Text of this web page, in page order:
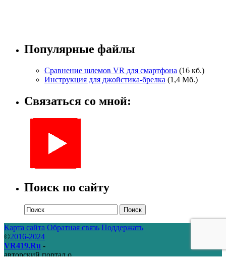
Популярные файлы
Сравнение шлемов VR для смартфона (16 кб.)
Инструкция для джойстика-брелка (1,4 Мб.)
Связаться со мной:
Поиск по сайту
Поиск
Карта сайта Обратная связь Поддержать
©2016-2024
VR419.Ru -
авторский портал о